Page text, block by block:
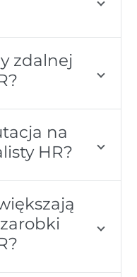
zdalnej
na
HR?